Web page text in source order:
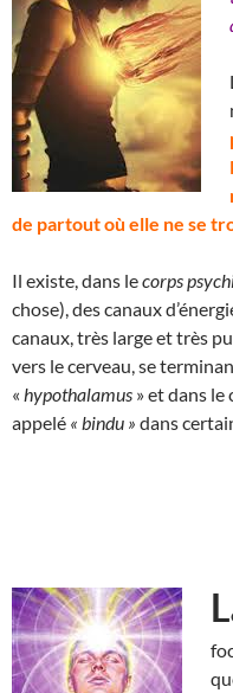
de partout où elle ne se
Il existe, dans lecorps
chose), des canaux
canaux, très large et très
vers le cerveau, se
« hypothalamus » et dans
appelé « bindu » dans
L